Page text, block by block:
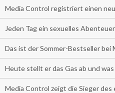
Media Control registriert einen
Jeden Tag ein sexuelles Abenteuer
Das ist der Sommer-Bestseller bei
Heute stellt er das Gas ab und
Media Control zeigt die Sieger